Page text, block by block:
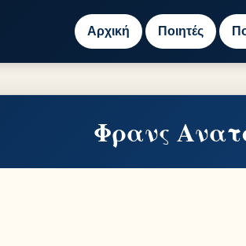
Αρχική Ποιητές
Φρανς